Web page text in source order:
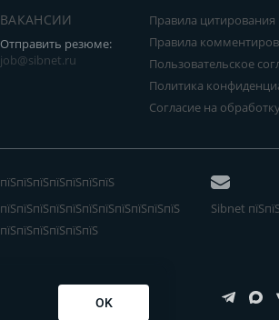
ВАКАНСИИ
Отправить резюме:
job@sibnet.ru
Правила цитирования
Правила
Пользовательское
Политика
Согласие на
пїЅпїЅпїЅпїЅпїЅпїЅпїЅ
пїЅпїЅпїЅпїЅпїЅпїЅпїЅпїЅпїЅпїЅпїЅ
пїЅпїЅпїЅпїЅпїЅпїЅ
Sibnet
OK